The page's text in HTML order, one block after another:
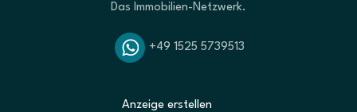
Das Immobilien-Netzwerk.
+49 1525 5739513
Anzeige erstellen